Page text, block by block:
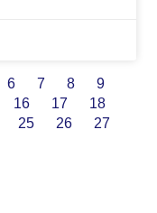
6 7 8
9
16 17
18
25 26
27